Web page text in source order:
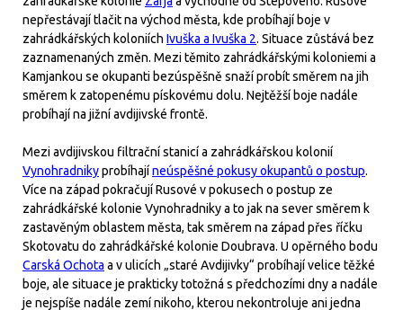
nepřestávají tlačit na východ města, kde probíhají boje v
zahrádkářských koloniích Ivuška a Ivuška 2. Situace zůstává bez
zaznamenaných změn. Mezi těmito zahrádkářskými koloniemi a
Kamjankou se okupanti bezúspěšně snaží probít směrem na jih
směrem k zatopenému pískovému dolu. Nejtěžší boje nadále
probíhají na jižní avdijivské frontě.
Mezi avdijivskou filtrační stanicí a zahrádkářskou kolonií
Vynohradnikyprobíhajíneúspěšné pokusy okupantů o postup.
Více na západ pokračují Rusové v pokusech o postup ze
zahrádkářské kolonie Vynohradniky a to jak na sever směrem k
zastavěným oblastem města, tak směrem na západ přes říčku
Skotovatu do zahrádkářské kolonie Doubrava. U opěrného bodu
Carská Ochota a v ulicích „staré Avdijivky“ probíhají velice těžké
boje, ale situace je prakticky totožná s předchozími dny a nadále
je nejspíše nadále zemí nikoho, kterou nekontroluje ani jedna